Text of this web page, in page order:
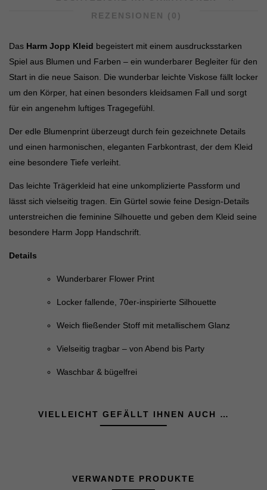
REZENSIONEN (0)
Das Harm Jopp Kleid begeistert mit einem ausdrucksstarken
Spiel aus Blumen und Farben – ein wunderbarer Begleiter für den
Start in die neue Saison. Die wunderbar leichte Viskose fällt locker
um den Körper, hat einen besonders kleidsamen Fall und sorgt
für ein angenehm luftiges Tragegefühl.
Der edle Blumenprint überzeugt durch fein gezeichnete Details
und einen harmonischen, eleganten Farbkontrast, der dem Kleid
eine besondere Tiefe verleiht.
Das leichte Trägerkleid hat eine unkomplizierte Passform und
lässt sich vielseitig tragen. Ein Gürtel sowie feine Design-Details
unterstreichen die feminine Silhouette und geben dem Kleid seine
besondere Harm Jopp Handschrift.
Details
Wunderbarer Flower Print
Locker fallende, 70er-inspirierte Silhouette
Weich fließender Stoff mit metallischem Glanz
Vielseitig tragbar – von Abend bis Party
Waschbar & bügelfrei
VIELLEICHT GEFÄLLT IHNEN AUCH …
VERWANDTE PRODUKTE